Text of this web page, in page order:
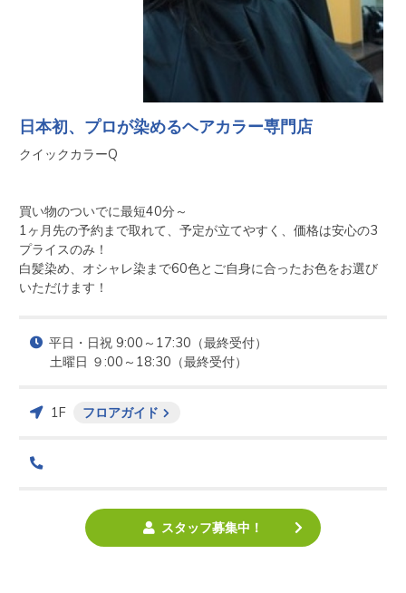
日本初、プロが染めるヘアカラー専門店
クイックカラーQ
買い物のついでに最短40分～
1ヶ月先の予約まで取れて、予定が立てやすく、価格は安心の3
プライスのみ！
白髪染め、オシャレ染まで60色とご自身に合ったお色をお選び
いただけます！
平日・日祝 9:00～17:30（最終受付）
土曜日 ９:00～18:30（最終受付）
1F フロアガイド
スタッフ募集中！